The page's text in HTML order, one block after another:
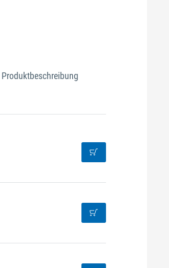
Produktbeschreibung